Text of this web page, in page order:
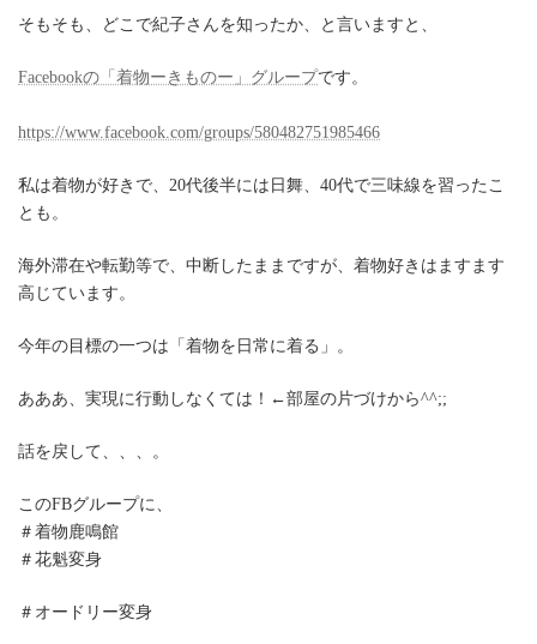
そもそも、どこで紀子さんを知ったか、と言いますと、
Facebookの「着物ーきものー」グループです。
https://www.facebook.com/groups/580482751985466
私は着物が好きで、20代後半には日舞、40代で三味線を習ったこ
とも。
海外滞在や転勤等で、中断したままですが、着物好きはますます
高じています。
今年の目標の一つは「着物を日常に着る」。
あああ、実現に行動しなくては！←部屋の片づけから^^;;
話を戻して、、、。
このFBグループに、
＃着物鹿鳴館
＃花魁変身
＃オードリー変身